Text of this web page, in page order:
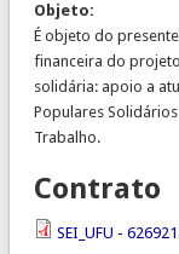
Objeto:
É objeto do
financeira do
solidária: apoio a
Populares
Trabalho.
Contrato
SEI_UFU -